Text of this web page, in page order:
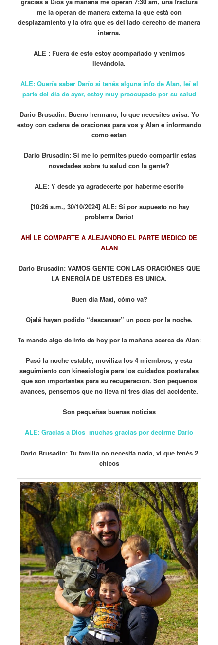
me la operan de manera externa la que está con
desplazamiento y la otra que es del lado derecho de manera
interna.
ALE : Fuera de esto estoy acompañado y venimos
llevándola.
ALE: Quería saber Darío si tenés alguna info de Alan, leí el
parte del día de ayer, estoy muy preocupado por su salud
Dario Brusadin: Bueno hermano, lo que necesites avisa. Yo
estoy con cadena de oraciones para vos y Alan e informando
como están
Dario Brusadin: Si me lo permites puedo compartir estas
novedades sobre tu salud con la gente?
ALE: Y desde ya agradecerte por haberme escrito
[10:26 a.m., 30/10/2024] ALE: Si por supuesto no hay
problema Darío!
AHÍ LE COMPARTE A ALEJANDRO EL PARTE MEDICO DE
ALAN
Dario Brusadin: VAMOS GENTE CON LAS ORACIÓNES QUE
LA ENERGÍA DE USTEDES ES UNICA.
Buen día Maxi, cómo va?
Ojalá hayan podido “descansar” un poco por la noche.
Te mando algo de info de hoy por la mañana acerca de Alan:
Pasó la noche estable, moviliza los 4 miembros, y esta
seguimiento con kinesiologia para los cuidados posturales
que son importantes para su recuperación. Son pequeños
avances, pensemos que no lleva ni tres días del accidente.
Son pequeñas buenas noticias
ALE: Gracias a Dios muchas gracias por decirme Darío
Dario Brusadin: Tu familia no necesita nada, vi que tenés 2
chicos